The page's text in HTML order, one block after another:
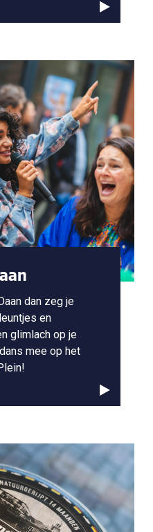
dan zeg je
en
glimlach op je
mee op het